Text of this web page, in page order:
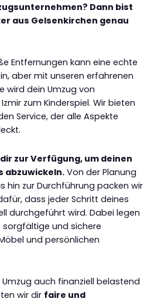
Dann bist
aus Gelsenkirchen genau
Entfernungen kann eine echte
aber mit unseren erfahrenen
wird dein Umzug von
zum Kinderspiel. Wir bieten
Service, der alle Aspekte
zur Verfügung, um deinen
abzuwickeln. Von der Planung
hin zur Durchführung packen wir
dass jeder Schritt deines
durchgeführt wird. Dabei legen
und sichere
und persönlichen
Umzug auch finanziell belastend
wir dir faire und